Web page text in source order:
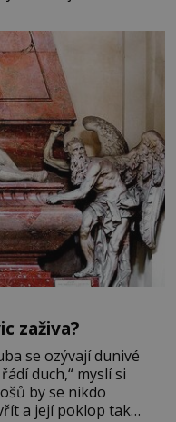
památek ve
zaživa?
se ozývají dunivé
duch,“ myslí si
by se nikdo
a její poklop tak